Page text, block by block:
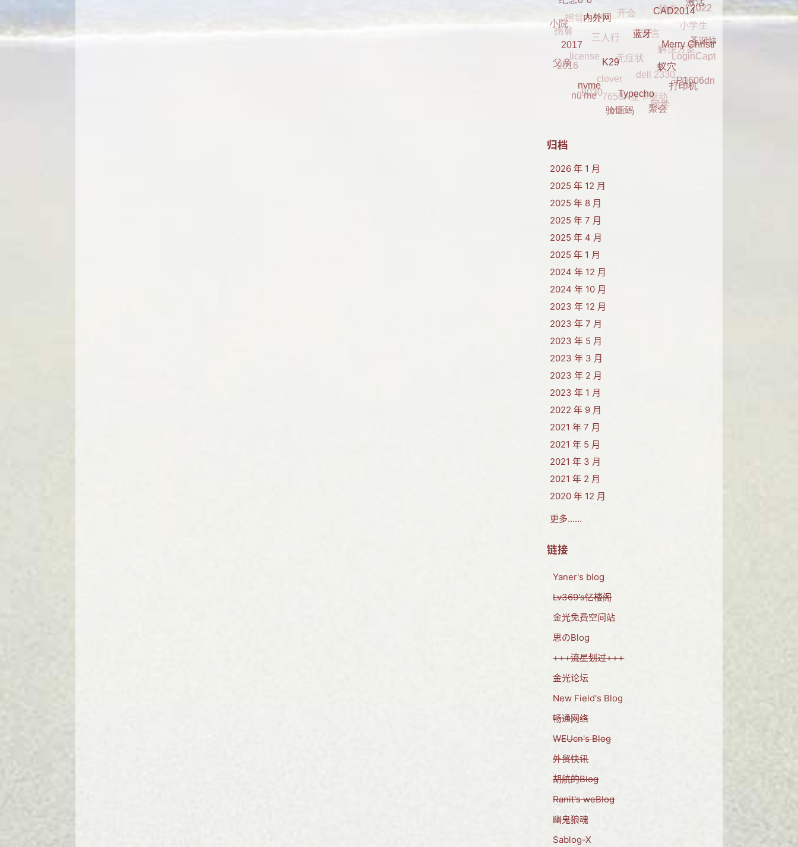
P1606dn
打印机
聚会
同学
元旦
LoginCaptcha
圣诞快乐
Merry Christmas
蚁穴
Typecho
验证码
office
7650A显卡驱动
dell 2330
解决方案
小学生
2022
激活
CAD2014
蓝牙
K29
nvme
nü'me
9030
clover
无症状
谣言
2017
2016
license
三人行
纪念8*8
小院
拐翁
拐翁小院
归档
2026 年 1 月
2025 年 12 月
2025 年 8 月
2025 年 7 月
2025 年 4 月
2025 年 1 月
2024 年 12 月
2024 年 10 月
2023 年 12 月
2023 年 7 月
2023 年 5 月
2023 年 3 月
2023 年 2 月
2023 年 1 月
2022 年 9 月
2021 年 7 月
2021 年 5 月
2021 年 3 月
2021 年 2 月
2020 年 12 月
更多……
链接
Yaner's blog
Lv369's忆楼阁
金光免费空间站
思のBlog
+++流星划过+++
金光论坛
New Field's Blog
畅通网络
WEUcn's Blog
外贸快讯
胡航的Blog
Ranit's weBlog
幽鬼狼魂
Sablog-X